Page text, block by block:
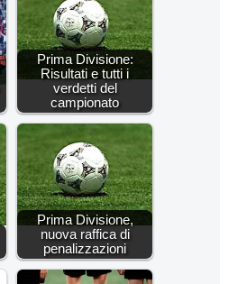
Prima Divisione:
Risultati e tutti i
verdetti del
campionato
Prima Divisione,
nuova raffica di
penalizzazioni